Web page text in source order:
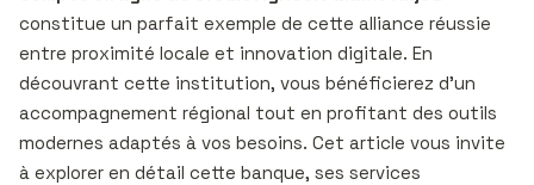
constitue un parfait exemple de cette alliance réussie
entre proximité locale et innovation digitale. En
découvrant cette institution, vous bénéficierez d’un
accompagnement régional tout en profitant des outils
modernes adaptés à vos besoins. Cet article vous invite
à explorer en détail cette banque, ses services